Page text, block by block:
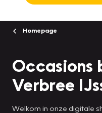
Homepage
Occasions
Verbree
Welkom in onze digitale